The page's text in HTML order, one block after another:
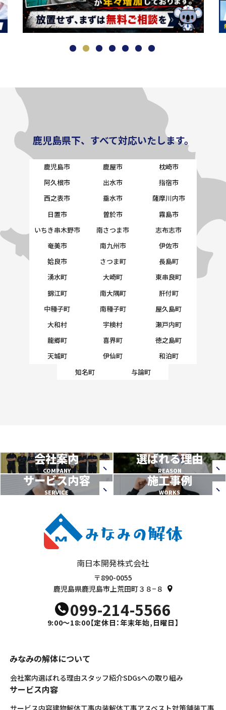
鹿児島県下、すべて対応いたします。
鹿児島市 鹿屋市
枕崎市
阿久根市
出水市
指宿市
西之表市
垂水市
薩摩川内市
日置市
曽於市
霧島市
いちき串木野市
南さつま市
志布志市
奄美市
南九州市
伊佐市
姶良市
さつま町
長島町
湧水町
大崎町
東串良町
錦江町
南大隅町
肝付町
中種子町
南種子町
屋久島町
大和村
宇検村
瀬戸内町
龍郷町
喜界町
徳之島町
天城町
伊仙町
和泊町
知名町
与論町
会社案内
COMPANY
選ばれる理由
REASON
サービス内容
SERVICE
施工事例
WORKS
南日本開発株式会社
〒890-0055
鹿児島県鹿児島市上荒田町３８−８
099-214-5566
9:00～18:00【定休日：年末年始,日曜日】
みなみの解体について
会社案内選ばれる理由スタッフ紹介SDGsへの取り組み
サービス内容